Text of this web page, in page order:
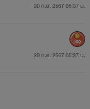
30 ก.ย. 2567 05:37 น.
30 ก.ย. 2567 05:37 น.
300